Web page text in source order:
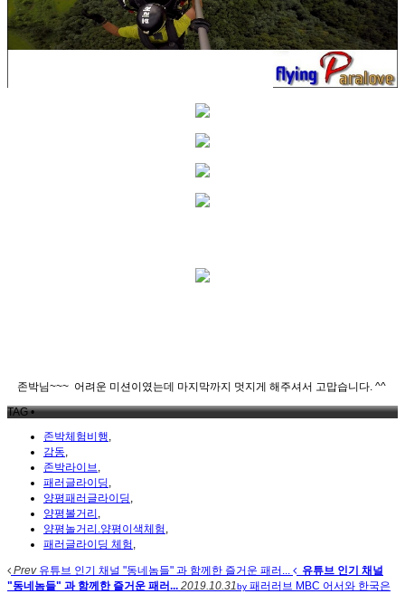
존박님~~~ 어려운 미션이였는데 마지막까지 멋지게 해주셔서 고맙습니다. ^^
TAG •
존박체험비행
감동
존박라이브
패러글라이딩
양평패러글라이딩
양평볼거리
양평놀거리.양평이색체험
패러글라이딩 체험
Prev유튜브 인기 채널 "동네놈들" 과 함께한 즐거운 패러...
유튜브 인기 채널
"동네놈들" 과 함께한 즐거운 패러... 2019.10.31by 패러러브 MBC 어서와 한국은